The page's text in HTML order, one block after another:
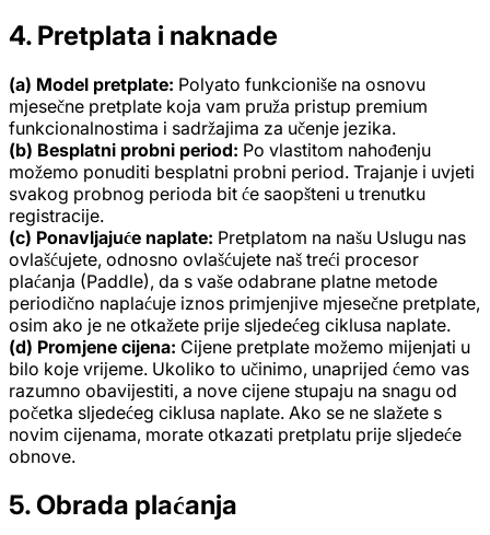
4. Pretplata i naknade
(a) Model pretplate: Polyato funkcioniše na osnovu
mjesečne pretplate koja vam pruža pristup premium
funkcionalnostima i sadržajima za učenje jezika.
(b) Besplatni probni period: Po vlastitom nahođenju
možemo ponuditi besplatni probni period. Trajanje i uvjeti
svakog probnog perioda bit će saopšteni u trenutku
registracije.
(c) Ponavljajuće naplate: Pretplatom na našu Uslugu nas
ovlašćujete, odnosno ovlašćujete naš treći procesor
plaćanja (Paddle), da s vaše odabrane platne metode
periodično naplaćuje iznos primjenjive mjesečne pretplate,
osim ako je ne otkažete prije sljedećeg ciklusa naplate.
(d) Promjene cijena: Cijene pretplate možemo mijenjati u
bilo koje vrijeme. Ukoliko to učinimo, unaprijed ćemo vas
razumno obavijestiti, a nove cijene stupaju na snagu od
početka sljedećeg ciklusa naplate. Ako se ne slažete s
novim cijenama, morate otkazati pretplatu prije sljedeće
obnove.
5. Obrada plaćanja